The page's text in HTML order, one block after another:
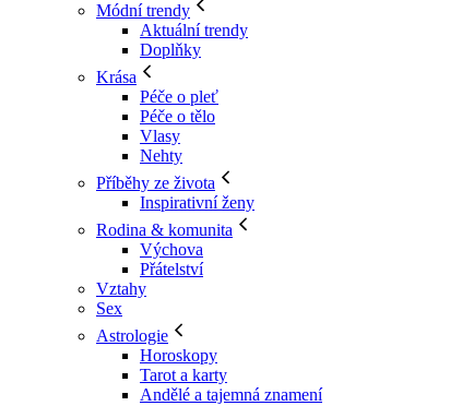
Módní trendy
Aktuální trendy
Doplňky
Krása
Péče o pleť
Péče o tělo
Vlasy
Nehty
Příběhy ze života
Inspirativní ženy
Rodina & komunita
Výchova
Přátelství
Vztahy
Sex
Astrologie
Horoskopy
Tarot a karty
Andělé a tajemná znamení